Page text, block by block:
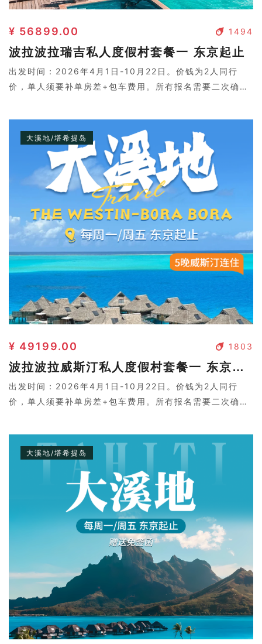
1494
¥ 56899.00
波拉波拉瑞吉私人度假村套餐一 东京起止
出发时间：2026年4月1日-10月22日。价钱为2人同行
价，单人须要补单房差+包车费用。所有报名需要二次确
大溪地/塔希提岛
1803
¥ 49199.00
波拉波拉威斯汀私人度假村套餐一 东京起止
出发时间：2026年4月1日-10月22日。价钱为2人同行
价，单人须要补单房差+包车费用。所有报名需要二次确
大溪地/塔希提岛